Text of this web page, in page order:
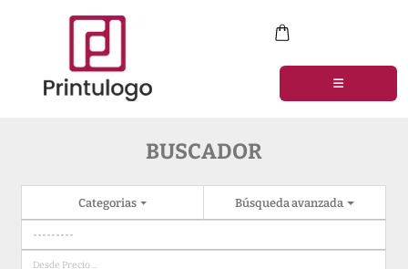
BUSCADOR
Categorias Búsqueda avanzada